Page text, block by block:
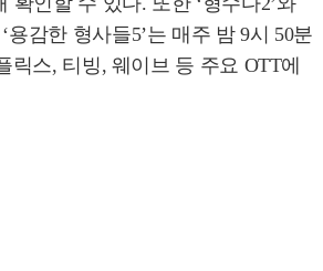
용감한 형사들5’는 매주 밤 9시 50분
릭스, 티빙, 웨이브 등 주요 OTT에